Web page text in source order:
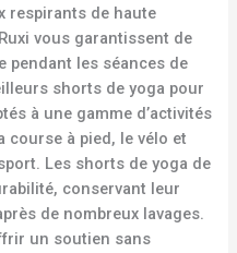
respirants de haute
vous garantissent de
pendant les séances de
shorts de yoga pour
à une gamme d’activités
course à pied, le vélo et
Les shorts de yoga de
conservant leur
de nombreux lavages.
un soutien sans